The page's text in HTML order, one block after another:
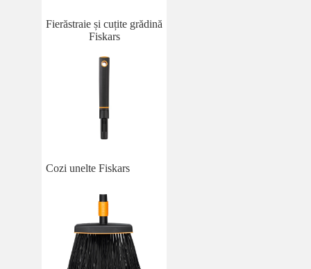
Fierăstraie și cuțite grădină
Fiskars
Cozi unelte Fiskars